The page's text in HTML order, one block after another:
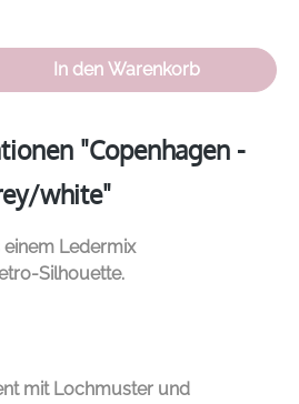
Gib den gewünschten
In den Warenkorb
"Copenhagen -
white"
einem Ledermix
Silhouette.
mit Lochmuster und